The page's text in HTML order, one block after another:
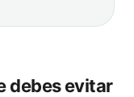
debes evitar